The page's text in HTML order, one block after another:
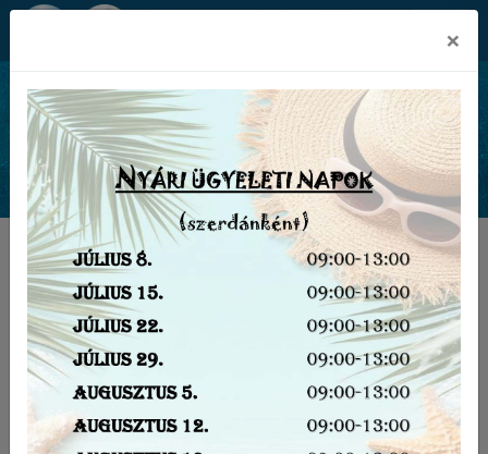
Elérhetőségek
BSZC Kós Károly Technikum és
Szakképző Iskola
(5600 Békéscsaba, Kazinczy u. 8.)
Tel: 06-66/328-785
E-mail:kos(kukac)bszc.hu
Térkép:megtekintése új ablakban
×